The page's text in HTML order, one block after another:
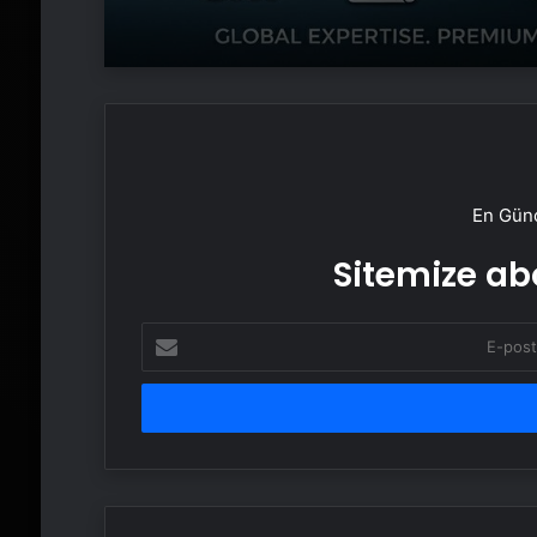
En
Sitemize
posta
adresinizi